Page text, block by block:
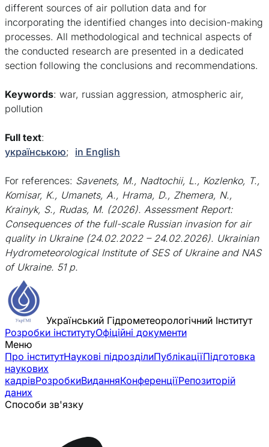
different sources of air pollution data and for
incorporating the identified changes into decision-making
processes. All methodological and technical aspects of
the conducted research are presented in a dedicated
section following the conclusions and recommendations.
Keywords: war, russian aggression, atmospheric air,
pollution
Full text:
українською; in English
For references: Savenets, M., Nadtochii, L., Kozlenko, T.,
Komisar, K., Umanets, A., Hrama, D., Zhemera, N.,
Krainyk, S., Rudas, M. (2026). Assessment Report:
Consequences of the full-scale Russian invasion for air
quality in Ukraine (24.02.2022 – 24.02.2026). Ukrainian
Hydrometeorological Institute of SES of Ukraine and NAS
of Ukraine. 51 p.
Український Гідрометеорологічний Інститут
Розробки інститутуОфіційні документи
Меню
Про інститутНаукові підрозділиПублікаціїПідготовка
наукових
кадрівРозробкиВиданняКонференціїРепозиторій
даних
Способи зв'язку